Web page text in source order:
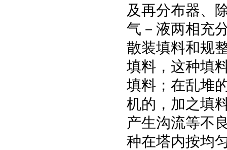
及再分布器、
气－液两相充
散装填料和规
填料，这种填
填料；在乱堆
机的，加之填
产生沟流等不
种在塔内按均